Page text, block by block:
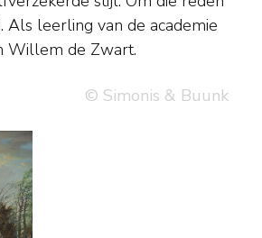
Willem de Zwart.
© Simonis & Buunk